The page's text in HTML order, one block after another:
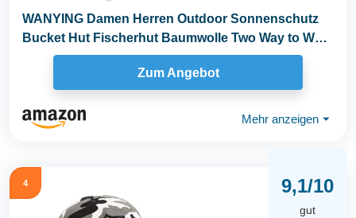
WANYING Damen Herren Outdoor Sonnenschutz
Bucket Hut Fischerhut Baumwolle Two Way to Wear
Zum Angebot
Mehr anzeigen ⏷
4 9,1/10
gut